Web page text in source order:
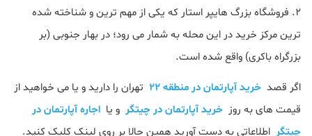
۲. فروشگاه بزرگ هایپر استار که یکی از مهم ترین و شناخته شده
ترین مرکز خرید در این محله به شمار می رود؛ در بهار جنوبی (بر
بزرگراه باکری) واقع شده است.
اگر قصد خرید آپارتمان در منطقه 22
تهران را دارید و یا می خواهید از
قیمت های به روز خرید آپارتمان در چیتگر و یا اجاره آپارتمان در
چیتگر اطلاعاتی به دست آورید همین حالا بر روی لینک کلیک کنید.